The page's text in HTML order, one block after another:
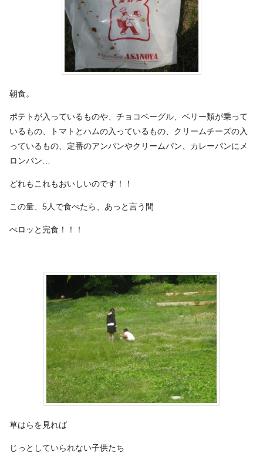
朝食。
ポテトが入っているものや、チョコベーグル、ベリー類が乗って
いるもの、トマトとハムの入っているもの、クリームチーズの入
っているもの、定番のアンパンやクリームパン、カレーパンにメ
ロンパン…
どれもこれもおいしいのです！！
この量、5人で食べたら、あっと言う間
ぺロッと完食！！！
草はらを見れば
じっとしていられない子供たち